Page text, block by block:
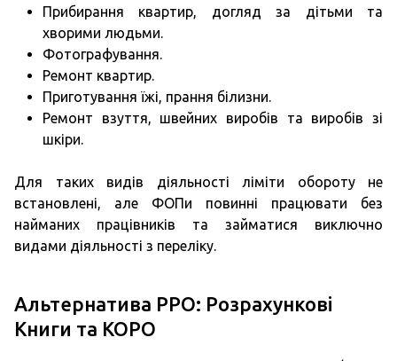
Прибирання квартир, догляд за дітьми та
хворими людьми.
Фотографування.
Ремонт квартир.
Приготування їжі, прання білизни.
Ремонт взуття, швейних виробів та виробів зі
шкіри.
Для таких видів діяльності ліміти обороту не
встановлені, але ФОПи повинні працювати без
найманих працівників та займатися виключно
видами діяльності з переліку.
Альтернатива РРО: Розрахункові
Книги та КОРО